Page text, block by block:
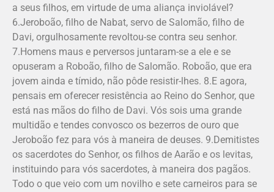
a seus filhos, em virtude de uma aliança inviolável?
6.Jeroboão, filho de Nabat, servo de Salomão, filho de
Davi, orgulhosamente revoltou-se contra seu senhor.
7.Homens maus e perversos juntaram-se a ele e se
opuseram a Roboão, filho de Salomão. Roboão, que era
jovem ainda e tímido, não pôde resistir-lhes. 8.E agora,
pensais em oferecer resistência ao Reino do Senhor, que
está nas mãos do filho de Davi. Vós sois uma grande
multidão e tendes convosco os bezerros de ouro que
Jeroboão fez para vós à maneira de deuses. 9.Demitistes
os sacerdotes do Senhor, os filhos de Aarão e os levitas,
instituindo para vós sacerdotes, à maneira dos pagãos.
Todo o que veio com um novilho e sete carneiros para se